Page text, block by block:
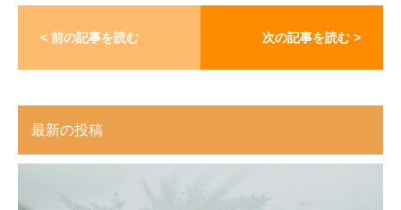
< 前の記事を読む 次の記事を読む >
最新の投稿